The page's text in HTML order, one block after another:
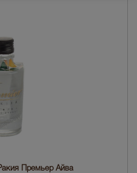
Премьер Айва